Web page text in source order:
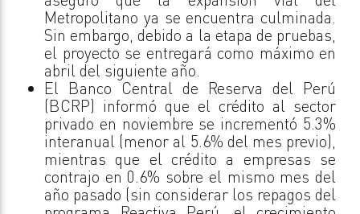
Metropolitano ya se encuentra culminada.
Sin embargo, debido a la etapa de pruebas,
el proyecto se entregará como máximo en
abril del siguiente año.
El Banco Central de Reserva del Perú
(BCRP) informó que el crédito al sector
privado en noviembre se incrementó 5.3%
interanual (menor al 5.6% del mes previo),
mientras que el crédito a empresas se
contrajo en 0.6% sobre el mismo mes del
año pasado (sin considerar los repagos del